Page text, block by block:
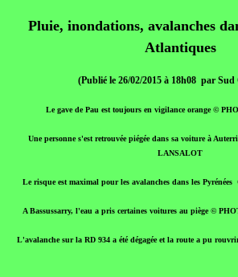
Pluie, inondations, avalanches
Atlantiques
(Publié le 26/02/2015 à 18h08 par Sud
Le gave de Pau est toujours en vigilance orange ©
Une personne s'est retrouvée piégée dans sa voiture à
LANSALOT
Le risque est maximal pour les avalanches dans les
A Bassussarry, l'eau a pris certaines voitures au piège ©
L'avalanche sur la RD 934 a été dégagée et la route a pu